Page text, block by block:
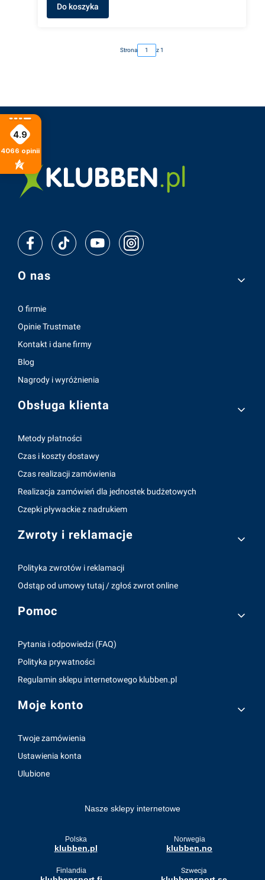
Do koszyka
Strona z 1
Linki w stopce
O nas
O firmie
Opinie Trustmate
Kontakt i dane firmy
Blog
Nagrody i wyróżnienia
Obsługa klienta
Metody płatności
Czas i koszty dostawy
Czas realizacji zamówienia
Realizacja zamówień dla jednostek budżetowych
Czepki pływackie z nadrukiem
Zwroty i reklamacje
Polityka zwrotów i reklamacji
Odstąp od umowy tutaj / zgłoś zwrot online
Pomoc
Pytania i odpowiedzi (FAQ)
Polityka prywatności
Regulamin sklepu internetowego klubben.pl
Moje konto
Twoje zamówienia
Ustawienia konta
Ulubione
Nasze sklepy internetowe
Polska
klubben.pl
Norwegia
klubben.no
Finlandia Szwecja
4.9
4066 opinii